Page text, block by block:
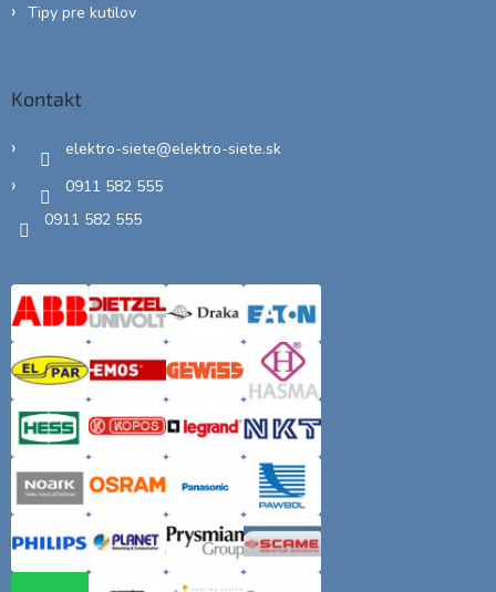
Tipy pre kutilov
Kontakt
elektro-siete@elektro-siete.sk
0911 582 555
0911 582 555